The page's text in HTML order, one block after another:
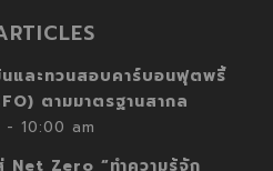
นและทวนสอบคาร์บอนฟุตพริ้
ตามมาตรฐานสากล
- 10:00 am
Net Zero “ทำความรู้จัก